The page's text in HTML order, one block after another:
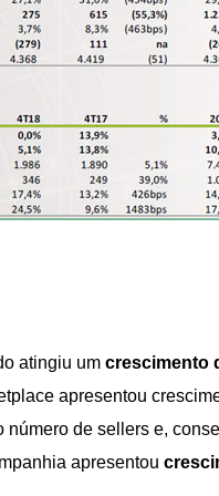
atingiu um crescimento
apresentou
de sellers e,
apresentou